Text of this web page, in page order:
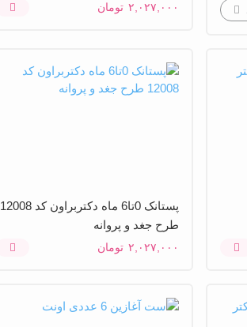
۲,۰۲۷,۰۰۰ تومان
پستانک 0تا6 ماه دکتربراون کد 12008
طرح جغد و پروانه
۲,۰۲۷,۰۰۰ تومان